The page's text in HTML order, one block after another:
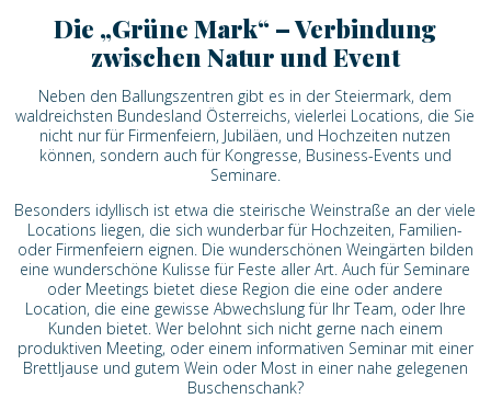
Die „Grüne Mark“ – Verbindung
zwischen Natur und Event
Neben den Ballungszentren gibt es in der Steiermark, dem
waldreichsten Bundesland Österreichs, vielerlei Locations, die Sie
nicht nur für Firmenfeiern, Jubiläen, und Hochzeiten nutzen
können, sondern auch für Kongresse, Business-Events und
Seminare.
Besonders idyllisch ist etwa die steirische Weinstraße an der viele
Locations liegen, die sich wunderbar für Hochzeiten, Familien-
oder Firmenfeiern eignen. Die wunderschönen Weingärten bilden
eine wunderschöne Kulisse für Feste aller Art. Auch für Seminare
oder Meetings bietet diese Region die eine oder andere
Location, die eine gewisse Abwechslung für Ihr Team, oder Ihre
Kunden bietet. Wer belohnt sich nicht gerne nach einem
produktiven Meeting, oder einem informativen Seminar mit einer
Brettljause und gutem Wein oder Most in einer nahe gelegenen
Buschenschank?